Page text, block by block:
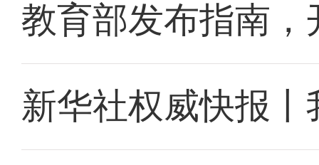
教育部发布指南
新华社权威快报